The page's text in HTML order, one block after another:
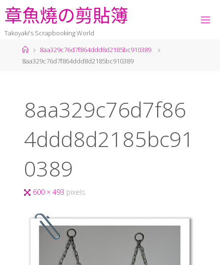
章魚燒の剪貼簿
Takoyaki's Scrapbooking World
8aa329c76d7f864ddd8d2185bc910389
8aa329c76d7f864ddd8d2185bc910389
8aa329c76d7f86
4ddd8d2185bc91
0389
600 × 493 pixels